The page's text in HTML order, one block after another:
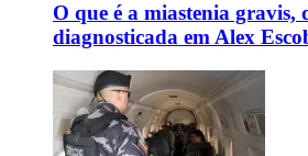
O que é a miastenia gravis,
diagnosticada em Alex